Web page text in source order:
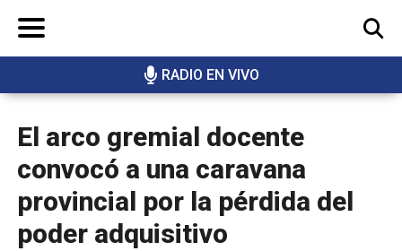
RADIO EN VIVO
BUSCAR
El arco gremial docente
convocó a una caravana
provincial por la pérdida del
poder adquisitivo